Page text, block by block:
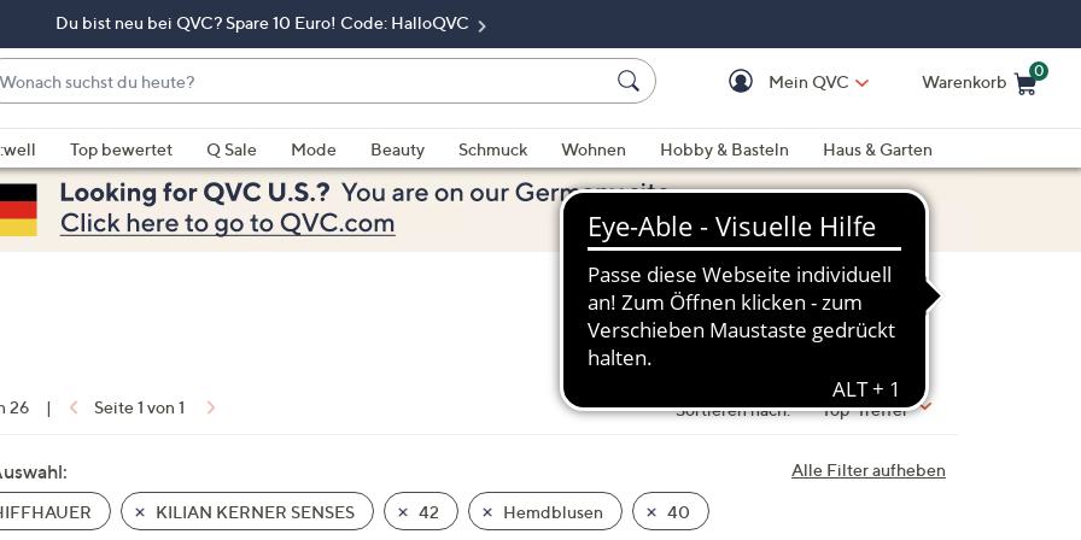
Du bist neu bei QVC? Spare 10 Euro! Code: HalloQVC
Mein QVC Warenkorb
0
Top bewertet Q Sale Mode Beauty Schmuck Wohnen Hobby & Basteln
Haus & Garten
26 | Seite 1 von 1 Sortieren nach: Top-Treffer
Alle Filter aufheben
KILIAN KERNER SENSES 42 Hemdblusen 40